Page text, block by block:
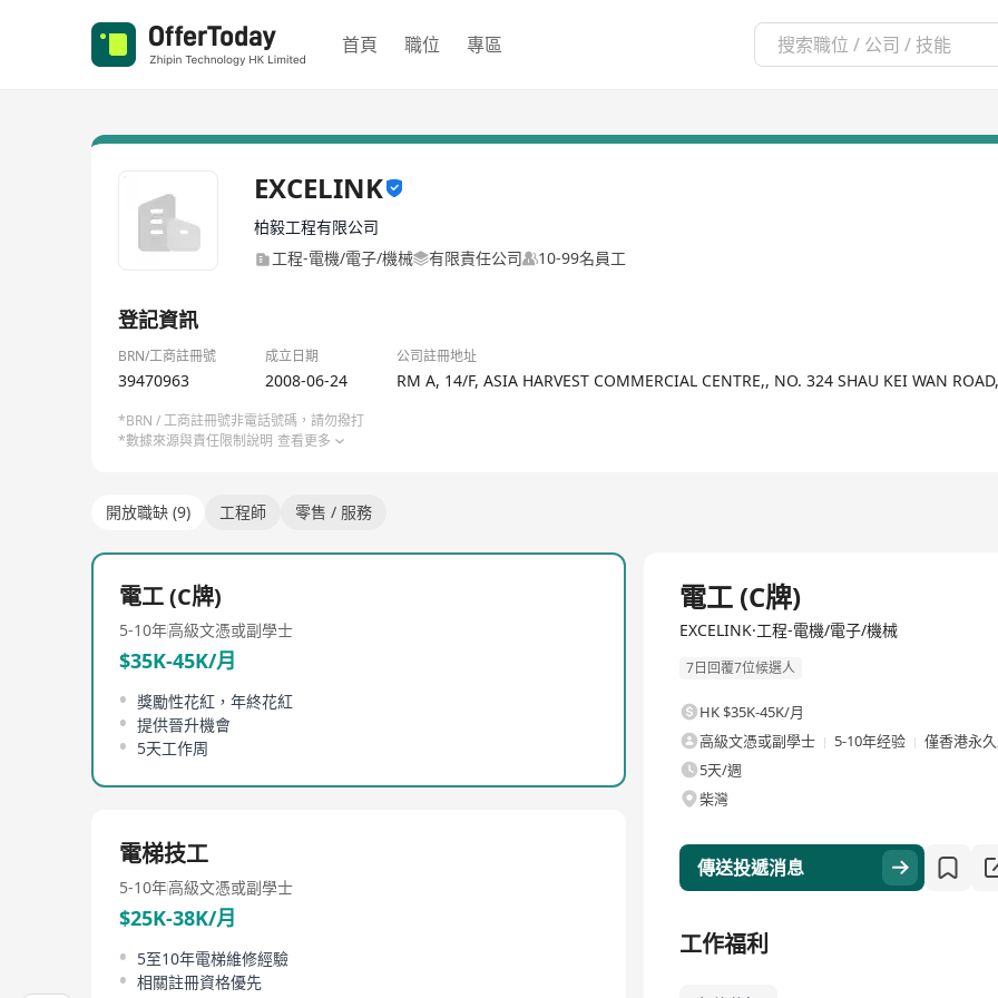
首頁 職位 專區
EXCELINK
柏毅工程有限公司
工程-電機/電子/機械
有限責任公司 10-99名員工
登記資訊
BRN/工商註冊號 成立日期 公司註冊地址
39470963 2008-06-24 RM A, 14/F, ASIA HARVEST COMMERCIAL CENTRE,, NO. 324 SHAU KEI WAN
*BRN / 工商註冊號非電話號碼，請勿撥打
*數據來源與責任限制說明 查看更多
開放職缺 (9) 工程師 零售 / 服務
電工 (C牌)
5-10年高級文憑或副學士
$35K-45K/月
獎勵性花紅，年終花紅
提供晉升機會
5天工作周
電梯技工
5-10年高級文憑或副學士
$25K-38K/月
5至10年電梯維修經驗
相關註冊資格優先
電工 (C牌)
EXCELINK·工程-電機/電子/機械
7日回覆7位候選人
HK $35K-45K/月
高級文憑或副學士
5-10年经验
僅香港永
5天/週
柴灣
傳送投遞消息
工作福利